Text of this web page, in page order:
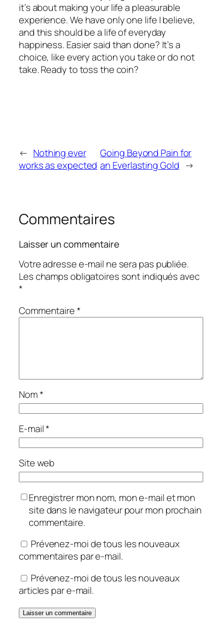
it’s about making your life a pleasurable
experience. We have only one life I believe,
and this should be a life of everyday
happiness. Easier said than done? It’s a
choice, like every action you take or do not
take. Ready to toss the coin?
← Nothing ever
works as expected
Going Beyond Pain for
an Everlasting Gold →
Commentaires
Laisser un commentaire
Votre adresse e-mail ne sera pas publiée.
Les champs obligatoires sont indiqués avec
*
Commentaire*
Nom*
E-mail*
Site web
Enregistrer mon nom, mon e-mail et mon
site dans le navigateur pour mon prochain
commentaire.
Prévenez-moi de tous les nouveaux
commentaires par e-mail.
Prévenez-moi de tous les nouveaux
articles par e-mail.